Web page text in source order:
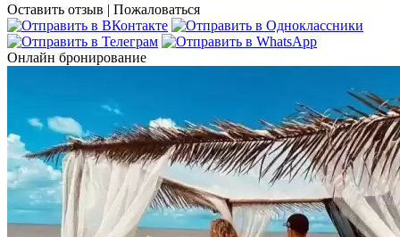
Оставить отзыв | Пожаловаться
Онлайн бронирование